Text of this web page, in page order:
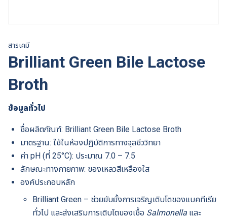
สารเคมี
Brilliant Green Bile Lactose
Broth
ข้อมูลทั่วไป
ชื่อผลิตภัณฑ์: Brilliant Green Bile Lactose Broth
มาตรฐาน: ใช้ในห้องปฏิบัติการทางจุลชีววิทยา
ค่า pH (ที่ 25°C): ประมาณ 7.0 – 7.5
ลักษณะทางกายภาพ: ของเหลวสีเหลืองใส
องค์ประกอบหลัก
Brilliant Green – ช่วยยับยั้งการเจริญเติบโตของแบคทีเรีย
ทั่วไป และส่งเสริมการเติบโตของเชื้อ Salmonella และ